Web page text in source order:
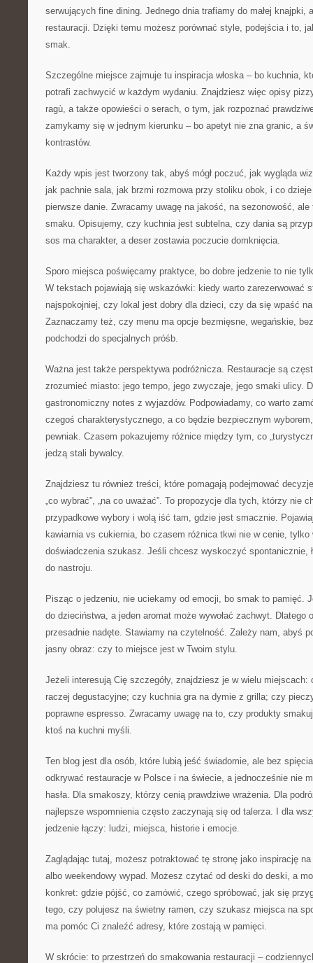
serwujących fine dining. Jednego dnia trafiamy do małej knajpki,
restauracji. Dzięki temu możesz porównać style, podejścia i to,
smak.
Szczególne miejsce zajmuje tu inspiracja włoska – bo kuchnia,
potrafi zachwycić w każdym wydaniu. Znajdziesz więc opisy
ragù, a także opowieści o serach, o tym, jak rozpoznać
zamykamy się w jednym kierunku – bo apetyt nie zna granic, a
kontrastów.
Każdy wpis jest tworzony tak, abyś mógł poczuć, jak wygląda
jak pachnie sala, jak brzmi rozmowa przy stoliku obok, i co
pierwsze danie. Zwracamy uwagę na jakość, na sezonowość,
smaku. Opisujemy, czy kuchnia jest subtelna, czy dania są
sos ma charakter, a deser zostawia poczucie domknięcia.
Sporo miejsca poświęcamy praktyce, bo dobre jedzenie to nie
W tekstach pojawiają się wskazówki: kiedy warto zarezerwować
najspokojniej, czy lokal jest dobry dla dzieci, czy da się wpaść
Zaznaczamy też, czy menu ma opcje bezmięsne, wegańskie,
podchodzi do specjalnych próśb.
Ważna jest także perspektywa podróżnicza. Restauracje są
zrozumieć miasto: jego tempo, jego zwyczaje, jego smaki ulicy.
gastronomiczny notes z wyjazdów. Podpowiadamy, co warto
czegoś charakterystycznego, a co będzie bezpiecznym
pewniak. Czasem pokazujemy różnice między tym, co
jedzą stali bywalcy.
Znajdziesz tu również treści, które pomagają podejmować
„co wybrać”, „na co uważać”. To propozycje dla tych, którzy nie
przypadkowe wybory i wolą iść tam, gdzie jest smacznie.
kawiarnia vs cukiernia, bo czasem różnica tkwi nie w cenie, tylko
doświadczenia szukasz. Jeśli chcesz wyskoczyć spontanicznie,
do nastroju.
Pisząc o jedzeniu, nie uciekamy od emocji, bo smak to pamięć.
do dzieciństwa, a jeden aromat może wywołać zachwyt. Dlatego
przesadnie nadęte. Stawiamy na czytelność. Zależy nam, abyś
jasny obraz: czy to miejsce jest w Twoim stylu.
Jeżeli interesują Cię szczegóły, znajdziesz je w wielu
raczej degustacyjne; czy kuchnia gra na dymie z grilla; czy
poprawne espresso. Zwracamy uwagę na to, czy produkty
ktoś na kuchni myśli.
Ten blog jest dla osób, które lubią jeść świadomie, ale bez
odkrywać restauracje w Polsce i na świecie, a jednocześnie nie
hasła. Dla smakoszy, którzy cenią prawdziwe wrażenia. Dla
najlepsze wspomnienia często zaczynają się od talerza. I dla
jedzenie łączy: ludzi, miejsca, historie i emocje.
Zaglądając tutaj, możesz potraktować tę stronę jako inspirację
albo weekendowy wypad. Możesz czytać od deski do deski, a
konkret: gdzie pójść, co zamówić, czego spróbować, jak się
tego, czy polujesz na świetny ramen, czy szukasz miejsca na
ma pomóc Ci znaleźć adresy, które zostają w pamięci.
W skrócie: to przestrzeń do smakowania restauracji –